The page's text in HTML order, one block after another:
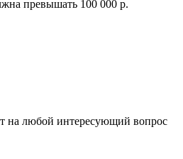
превышать 100 000 р.
на любой интересующий вопрос